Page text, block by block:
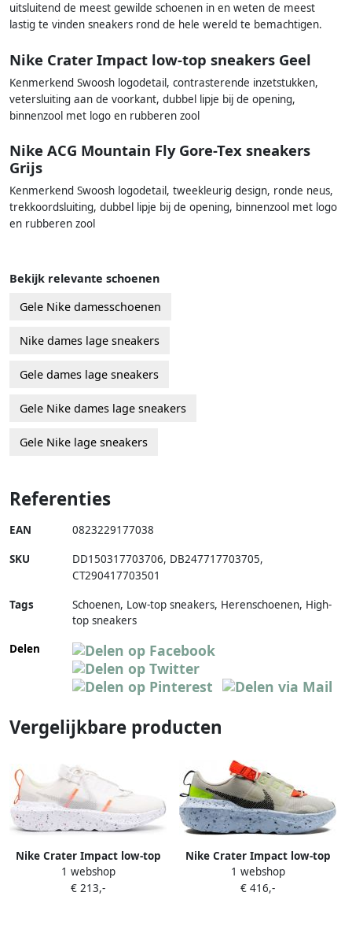
uitsluitend de meest gewilde schoenen in en weten de meest
lastig te vinden sneakers rond de hele wereld te bemachtigen.
Nike Crater Impact low-top sneakers Geel
Kenmerkend Swoosh logodetail, contrasterende inzetstukken,
vetersluiting aan de voorkant, dubbel lipje bij de opening,
binnenzool met logo en rubberen zool
Nike ACG Mountain Fly Gore-Tex sneakers
Grijs
Kenmerkend Swoosh logodetail, tweekleurig design, ronde neus,
trekkoordsluiting, dubbel lipje bij de opening, binnenzool met logo
en rubberen zool
Bekijk relevante schoenen
Gele Nike damesschoenen
Nike dames lage sneakers
Gele dames lage sneakers
Gele Nike dames lage sneakers
Gele Nike lage sneakers
Referenties
EAN 0823229177038
SKU DD150317703706, DB247717703705,
CT290417703501
Tags
Schoenen, Low-top sneakers, Herenschoenen, High-
top sneakers
Delen
Vergelijkbare producten
Nike Crater Impact low-top
sneakers Wit
1 webshop
€ 213,-
Nike Crater Impact low-top
sneakers Grijs
1 webshop
€ 416,-